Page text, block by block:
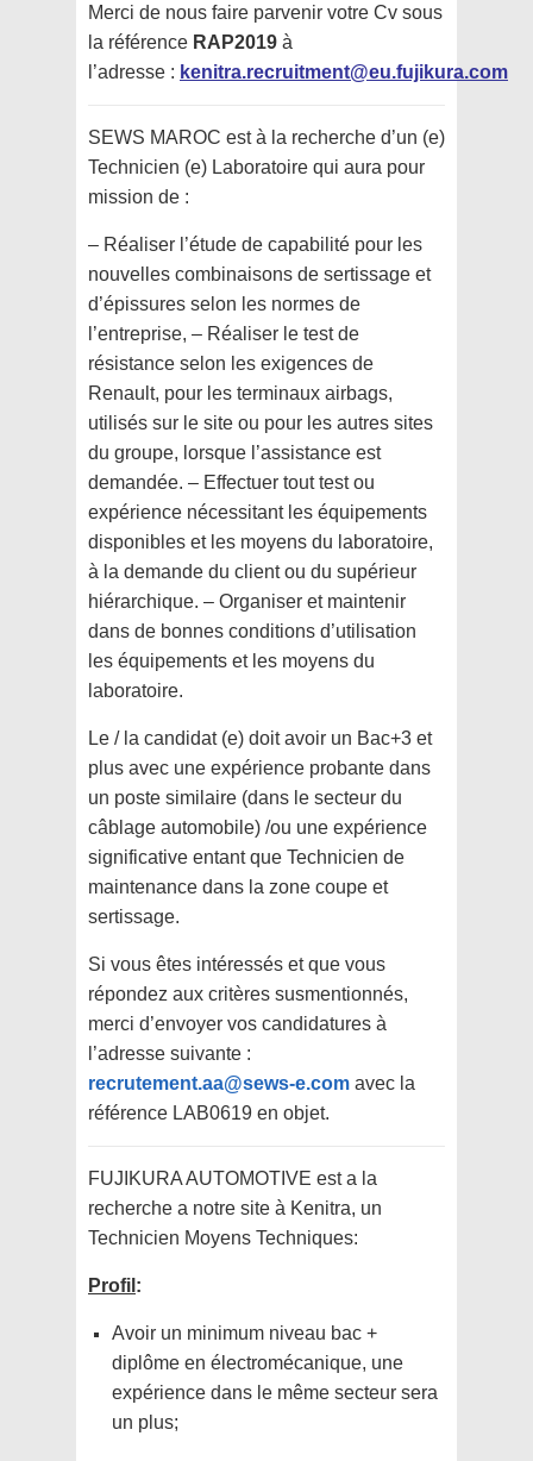
Merci de nous faire parvenir votre Cv sous
la référence RAP2019 à
l’adresse : kenitra.recruitment@eu.fujikura.com
SEWS MAROC est à la recherche d’un (e)
Technicien (e) Laboratoire qui aura pour
mission de :
– Réaliser l’étude de capabilité pour les
nouvelles combinaisons de sertissage et
d’épissures selon les normes de
l’entreprise, – Réaliser le test de
résistance selon les exigences de
Renault, pour les terminaux airbags,
utilisés sur le site ou pour les autres sites
du groupe, lorsque l’assistance est
demandée. – Effectuer tout test ou
expérience nécessitant les équipements
disponibles et les moyens du laboratoire,
à la demande du client ou du supérieur
hiérarchique. – Organiser et maintenir
dans de bonnes conditions d’utilisation
les équipements et les moyens du
laboratoire.
Le / la candidat (e) doit avoir un Bac+3 et
plus avec une expérience probante dans
un poste similaire (dans le secteur du
câblage automobile) /ou une expérience
significative entant que Technicien de
maintenance dans la zone coupe et
sertissage.
Si vous êtes intéressés et que vous
répondez aux critères susmentionnés,
merci d’envoyer vos candidatures à
l’adresse suivante :
recrutement.aa@sews-e.com avec la
référence LAB0619 en objet.
FUJIKURA AUTOMOTIVE est a la
recherche a notre site à Kenitra, un
Technicien Moyens Techniques:
Profil :
Avoir un minimum niveau bac +
diplôme en électromécanique, une
expérience dans le même secteur sera
un plus;